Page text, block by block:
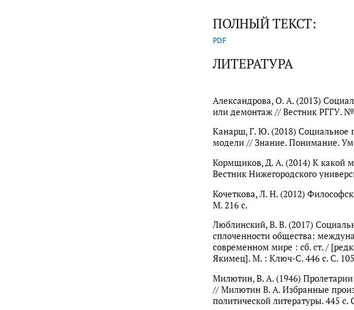
ПОЛНЫЙ ТЕКСТ:
PDF
ЛИТЕРАТУРА
Александрова, О. А. (2013)
или демонтаж // Вестник РГГУ. №
Канарш, Г. Ю. (2018) Социальное
модели // Знание. Понимание.
Кормщиков, Д. А. (2014) К какой
Вестник Нижегородского
Кочеткова, Л. Н. (2012)
М. 216 с.
Люблинский, В. В. (2017)
сплоченности общества:
современном мире : сб. ст. /
Якимец]. М. : Ключ-С. 446 с. С.
Милютин, В. А. (1946)
// Милютин В. А. Избранные
политической литературы. 445 c.